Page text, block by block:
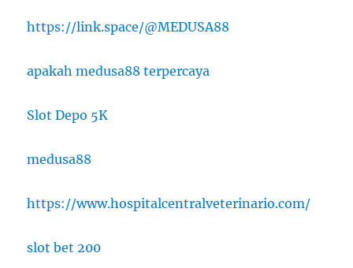
https://link.space/@MEDUSA88
apakah medusa88 terpercaya
Slot Depo 5K
medusa88
https://www.hospitalcentralveterinario.com/
slot bet 200